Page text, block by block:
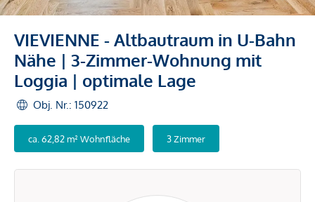
VIEVIENNE - Altbautraum in U-Bahn
Nähe | 3-Zimmer-Wohnung mit
Loggia | optimale Lage
Obj. Nr.: 150922
ca. 62,82 m² Wohnfläche 3 Zimmer